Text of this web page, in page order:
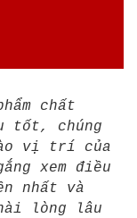
chất
tốt, chúng
vị trí của
xem điều
nhất và
lòng lâu